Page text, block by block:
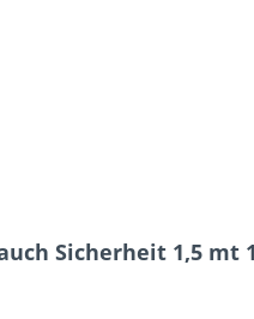
Sicherheit 1,5 mt